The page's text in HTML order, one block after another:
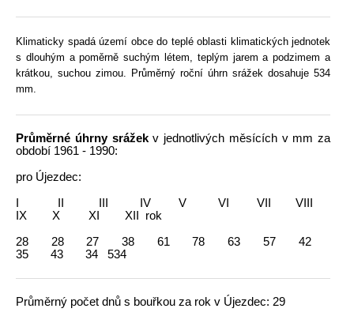
Klimaticky spadá území obce do teplé oblasti klimatických jednotek
s dlouhým a poměrně suchým létem, teplým jarem a podzimem a
krátkou, suchou zimou. Průměrný roční úhrn srážek dosahuje 534
mm.
Průměrné úhrny srážekv jednotlivých měsících v mm za
období 1961 - 1990:
pro Újezdec:
I II III IV V VI VII VIII
IX X XI XII rok
28 28 27 38 61 78 63 57 42
35 43 34 534
Průměrný počet dnů s bouřkou za rok v Újezdec: 29